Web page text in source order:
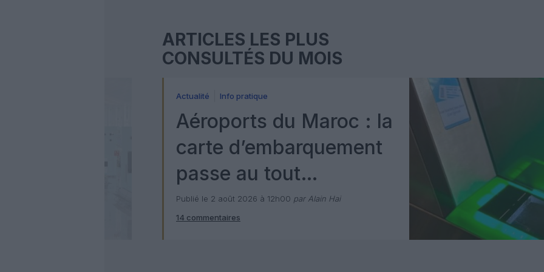
ARTICLES LES PLUS
CONSULTÉS DU MOIS
Actualité Info pratique
Aéroports du Maroc : la
carte d’embarquement
passe au tout
numérique avec Pax
Check
Publié le 2 août 2026 à 12h00 par Alain Hai
14 commentaires